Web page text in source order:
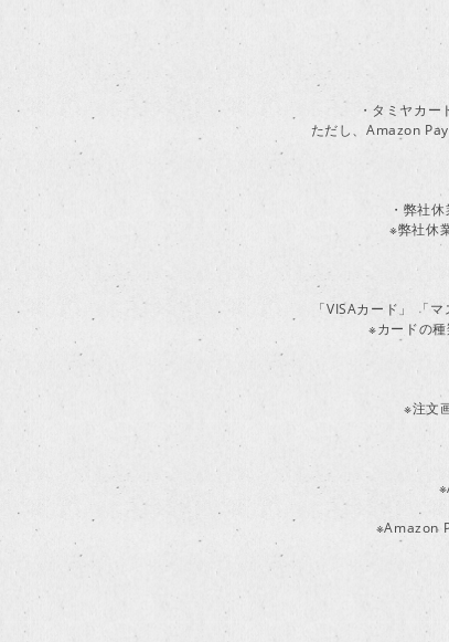
・タミヤカ
ただし、Amazon
・弊社
※弊社休
「VISAカード」 「
※カードの
※注文
※Amazon